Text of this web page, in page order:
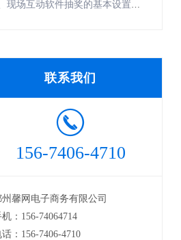
现场互动软件抽奖的基本设置与操作！
联系我们
156-7406-4710
州馨网电子商务有限公司
：156-74064714
话：156-7406-4710